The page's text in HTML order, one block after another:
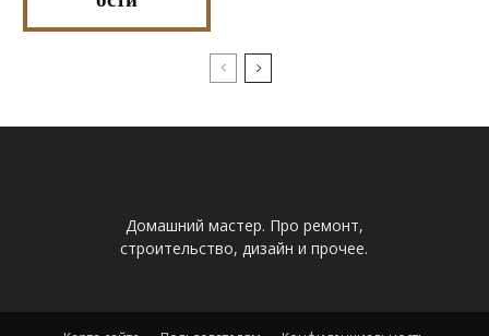
Домашний мастер. Про ремонт,
строительство, дизайн и прочее.